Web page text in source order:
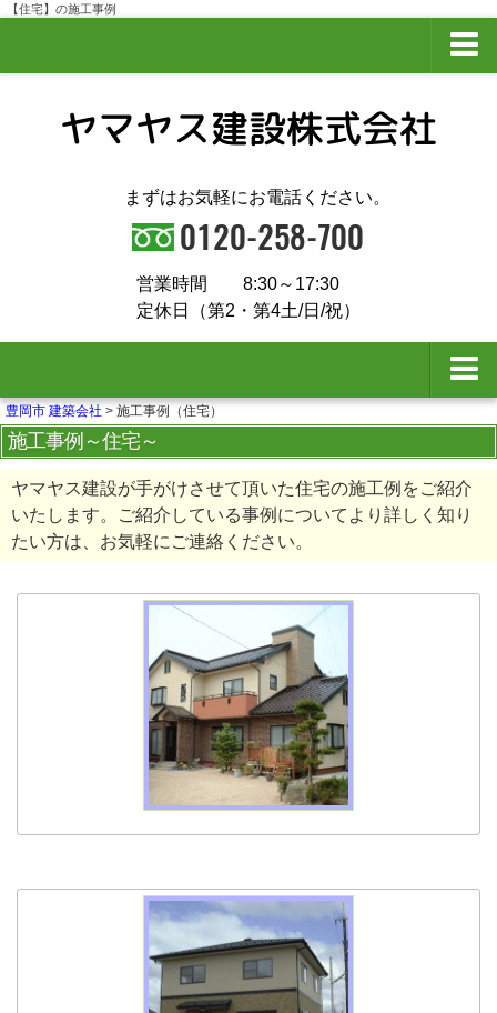
【住宅】の施工事例
サイトマップ
まずはお気軽にお電話ください。
営業時間
8:30～17:30
定休日（第2・第4土/日/祝）
夢ハウスとは
会社概要
施工事例
施工事例（住宅）
施工事例（その他）
豊岡市 建築会社 > 施工事例（住宅）
施工事例～住宅～
ヤマヤス建設が手がけさせて頂いた住宅の施工例をご紹介
いたします。ご紹介している事例についてより詳しく知り
たい方は、お気軽にご連絡ください。